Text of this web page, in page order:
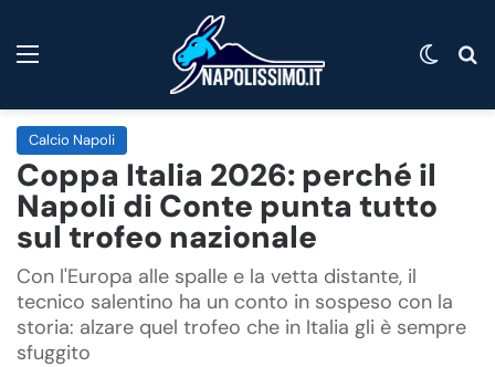
Calcio Napoli
Coppa Italia 2026: perché il
Napoli di Conte punta tutto
sul trofeo nazionale
Con l'Europa alle spalle e la vetta distante, il
tecnico salentino ha un conto in sospeso con la
storia: alzare quel trofeo che in Italia gli è sempre
sfuggito